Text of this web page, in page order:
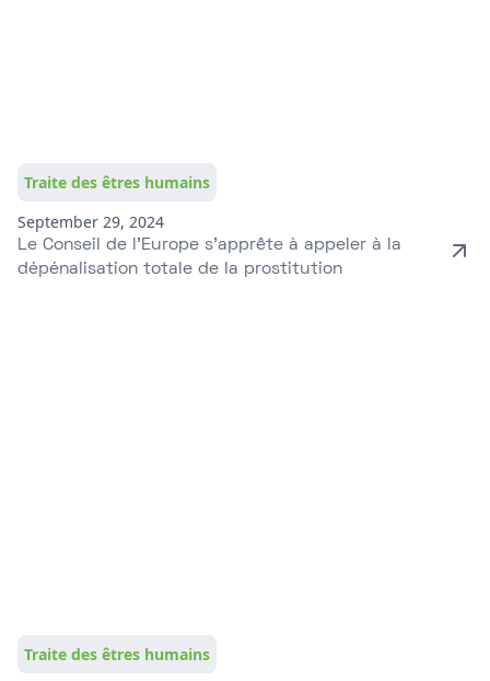
Traite des êtres humains
September 29, 2024
Le Conseil de l’Europe s’apprête à appeler à la
dépénalisation totale de la prostitution
Traite des êtres humains